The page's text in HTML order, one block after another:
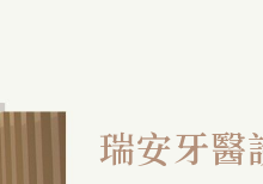
瑞安牙醫